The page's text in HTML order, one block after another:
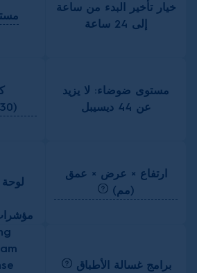
خيار تأخير البدء من ساعة
إلى 24 ساعة
مستوى ضوضاء: لا يزيد
عن 44 ديسيبل
(2010/30/EC)
ارتفاع × عرض × عمق
(مم)
برامج غسالة الأطباق